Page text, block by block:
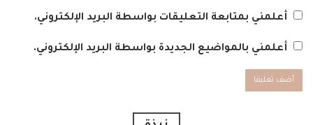
أعلمني بمتابعة التعليقات بواسطة البريد الإلكتروني.
أعلمني بالمواضيع الجديدة بواسطة البريد الإلكتروني.